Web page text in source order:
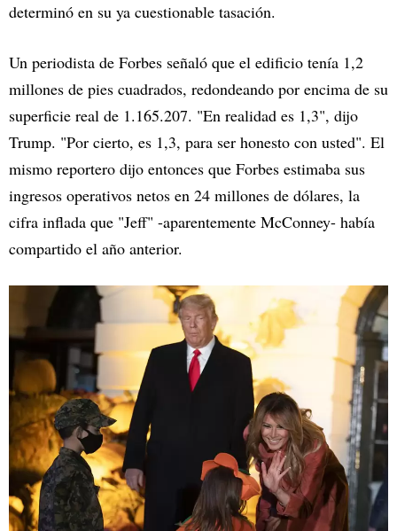
determinó en su ya cuestionable tasación.
Un periodista de Forbes señaló que el edificio tenía 1,2
millones de pies cuadrados, redondeando por encima de su
superficie real de 1.165.207. "En realidad es 1,3", dijo
Trump. "Por cierto, es 1,3, para ser honesto con usted". El
mismo reportero dijo entonces que Forbes estimaba sus
ingresos operativos netos en 24 millones de dólares, la
cifra inflada que "Jeff" -aparentemente McConney- había
compartido el año anterior.